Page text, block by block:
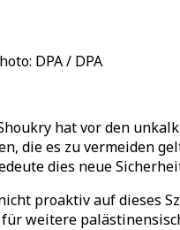
DPA / DPA
hat vor den
die es zu vermeiden
dies neue
proaktiv auf dieses
weitere